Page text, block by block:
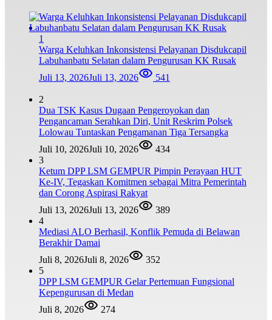
1
Warga Keluhkan Inkonsistensi Pelayanan Disdukcapil
Labuhanbatu Selatan dalam Pengurusan KK Rusak
Juli 13, 2026Juli 13, 2026 541
2
Dua TSK Kasus Dugaan Pengeroyokan dan
Pengancaman Serahkan Diri, Unit Reskrim Polsek
Lolowau Tuntaskan Pengamanan Tiga Tersangka
Juli 10, 2026Juli 10, 2026
434
3
Ketum DPP LSM GEMPUR Pimpin Perayaan HUT
Ke-IV, Tegaskan Komitmen sebagai Mitra Pemerintah
dan Corong Aspirasi Rakyat
Juli 13, 2026Juli 13, 2026
389
4
Mediasi ALO Berhasil, Konflik Pemuda di Belawan
Berakhir Damai
Juli 8, 2026Juli 8, 2026
352
5
DPP LSM GEMPUR Gelar Pertemuan Fungsional
Kepengurusan di Medan
Juli 8, 2026
274